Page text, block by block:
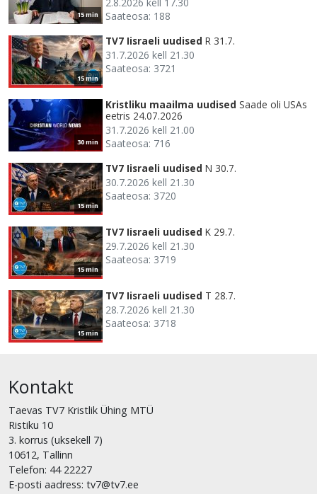
15 min
Saateosa: 188
15 min
TV7 Iisraeli uudised R 31.7.
31.7.2026 kell 21.30
Saateosa: 3721
30 min
Kristliku maailma uudised Saade oli USAs
eetris 24.07.2026
31.7.2026 kell 21.00
Saateosa: 716
15 min
TV7 Iisraeli uudised N 30.7.
30.7.2026 kell 21.30
Saateosa: 3720
15 min
TV7 Iisraeli uudised K 29.7.
29.7.2026 kell 21.30
Saateosa: 3719
15 min
TV7 Iisraeli uudised T 28.7.
28.7.2026 kell 21.30
Saateosa: 3718
Kontakt
Taevas TV7 Kristlik Ühing MTÜ
Ristiku 10
3. korrus (uksekell 7)
10612, Tallinn
Telefon: 44 22227
E-posti aadress: tv7@tv7.ee